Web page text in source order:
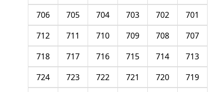
701
702
703
704
705
706
707
708
709
710
711
712
713
714
715
716
717
718
719
720
721
722
723
724